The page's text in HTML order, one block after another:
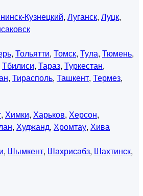
Кузнецкий, Луганск, Луцк,
, Тольятти, Томск, Тула, Тюмень,
Тбилиси, Тараз, Туркестан,
, Тирасполь, Ташкент, Термез,
, Химки, Харьков, Херсон,
, Худжанд, Хромтау, Хива
, Шымкент, Шахрисабз, Шахтинск,